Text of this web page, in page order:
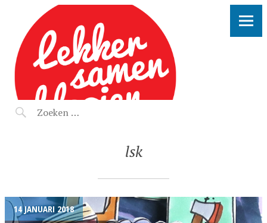
LEKKER SAMEN KLOOIEN
lsk
14 JANUARI 2018